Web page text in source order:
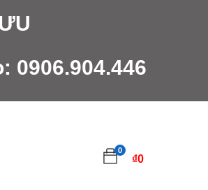
0906.904.446
0
₫0